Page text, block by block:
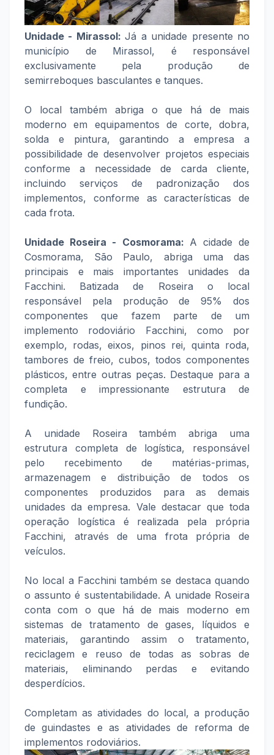
Unidade - Mirassol:Já a unidade presente no
município de Mirassol, é responsável
exclusivamente pela produção de
semirreboques basculantes e tanques.
O local também abriga o que há de mais
moderno em equipamentos de corte, dobra,
solda e pintura, garantindo a empresa a
possibilidade de desenvolver projetos especiais
conforme a necessidade de carda cliente,
incluindo serviços de padronização dos
implementos, conforme as características de
cada frota.
Unidade Roseira - Cosmorama: A cidade de
Cosmorama, São Paulo, abriga uma das
principais e mais importantes unidades da
Facchini. Batizada de Roseira o local
responsável pela produção de 95% dos
componentes que fazem parte de um
implemento rodoviário Facchini, como por
exemplo, rodas, eixos, pinos rei, quinta roda,
tambores de freio, cubos, todos componentes
plásticos, entre outras peças. Destaque para a
completa e impressionante estrutura de
fundição.
A unidade Roseira também abriga uma
estrutura completa de logística, responsável
pelo recebimento de matérias-primas,
armazenagem e distribuição de todos os
componentes produzidos para as demais
unidades da empresa. Vale destacar que toda
operação logística é realizada pela própria
Facchini, através de uma frota própria de
veículos.
No local a Facchini também se destaca quando
o assunto é sustentabilidade. A unidade Roseira
conta com o que há de mais moderno em
sistemas de tratamento de gases, líquidos e
materiais, garantindo assim o tratamento,
reciclagem e reuso de todas as sobras de
materiais, eliminando perdas e evitando
desperdícios.
Completam as atividades do local, a produção
de guindastes e as atividades de reforma de
implementos rodoviários.